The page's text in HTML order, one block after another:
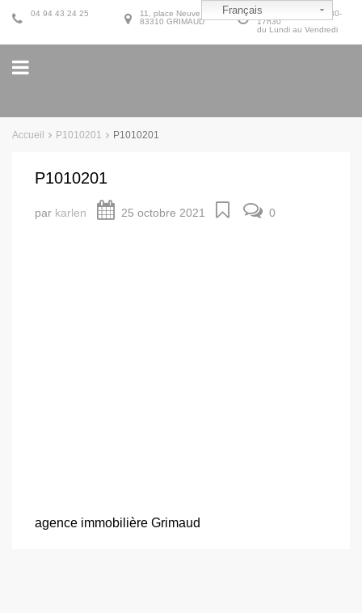
9h30-12h30 et 14h30-
17h30
du Lundi au Vendredi
11, place Neuve
83310 GRIMAUD
04 94 43 24 25
Accueil P1010201 P1010201
P1010201
par karlen 25 octobre 2021 0
agence immobilière Grimaud
Français